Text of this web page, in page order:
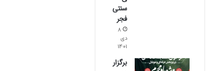
سنتی
فجر
8
دی
1401
برگزار